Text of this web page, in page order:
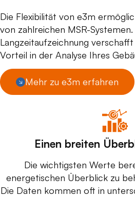
Die Flexibilität von e3m
von zahlreichen MSR-Systemen.
Langzeitaufzeichnung
Vorteil in der Analyse Ihres
Mehr zu e3m erfahren
Einen breiten
Die wichtigsten Werte
energetischen Überblick zu
Die Daten kommen oft in